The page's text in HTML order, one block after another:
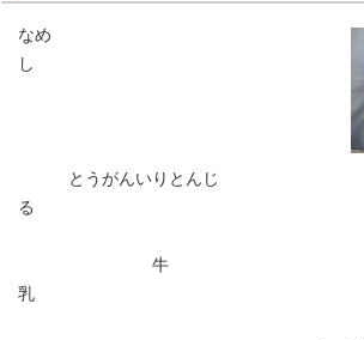
なめ
し
とうがんいりとんじ
牛